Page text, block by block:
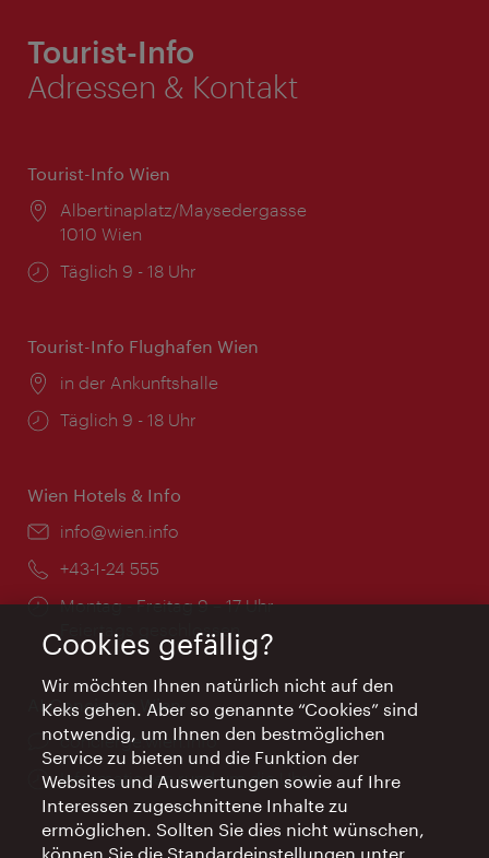
Tourist-Info
Adressen & Kontakt
Tourist-Info Wien
Ort:
Albertinaplatz/Maysedergasse
1010 Wien
Öffnungszeiten:
Täglich 9 - 18 Uhr
Tourist-Info Flughafen Wien
Ort:
in der Ankunftshalle
Öffnungszeiten:
Täglich 9 - 18 Uhr
Wien Hotels & Info
Email:
info@wien.info
Telefon:
+43-1-24 555
Öffnungszeiten:
Montag - Freitag 9 – 17 Uhr
Feiertags geschlossen
AI Concierge Wien
Ort:
concierge.wien.info
Öffnungszeiten:
Informationen rund um die Uhr
Cookies gefällig?
Wir möchten Ihnen natürlich nicht auf den
Keks gehen. Aber so genannte “Cookies” sind
notwendig, um Ihnen den bestmöglichen
Service zu bieten und die Funktion der
Websites und Auswertungen sowie auf Ihre
Interessen zugeschnittene Inhalte zu
ermöglichen. Sollten Sie dies nicht wünschen,
können Sie die Standardeinstellungen unter